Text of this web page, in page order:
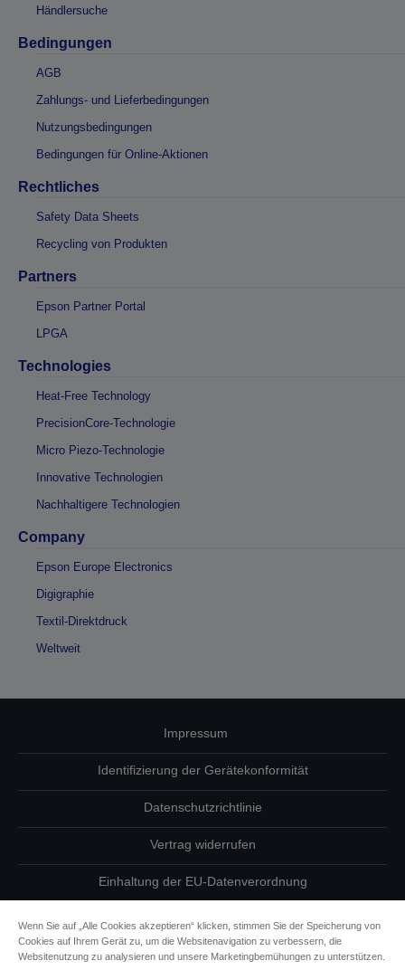
Händlersuche
Bedingungen
AGB
Zahlungs- und Lieferbedingungen
Nutzungsbedingungen
Bedingungen für Online-Aktionen
Rechtliches
Safety Data Sheets
Recycling von Produkten
Partners
Epson Partner Portal
LPGA
Technologies
Heat-Free Technology
PrecisionCore-Technologie
Micro Piezo-Technologie
Innovative Technologien
Nachhaltigere Technologien
Company
Epson Europe Electronics
Digigraphie
Textil-Direktdruck
Weltweit
Impressum
Identifizierung der Gerätekonformität
Datenschutzrichtlinie
Vertrag widerrufen
Einhaltung der EU-Datenverordnung
Informationen zu Cookies
Wenn Sie auf „Alle Cookies akzeptieren“ klicken, stimmen Sie der Speicherung von
Cookies auf Ihrem Gerät zu, um die Websitenavigation zu verbessern, die
Websitenutzung zu analysieren und unsere Marketingbemühungen zu unterstützen.